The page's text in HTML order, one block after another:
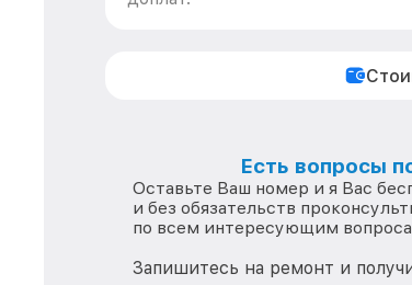
Есть вопросы
Оставьте Ваш номер и я Вас
и без обязательств
по всем интересующим
Запишитесь на ремонт и